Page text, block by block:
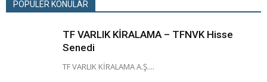
POPÜLER KONULAR
TF VARLIK KİRALAMA – TFNVK Hisse
Senedi
TF VARLIK KİRALAMA A.Ş....